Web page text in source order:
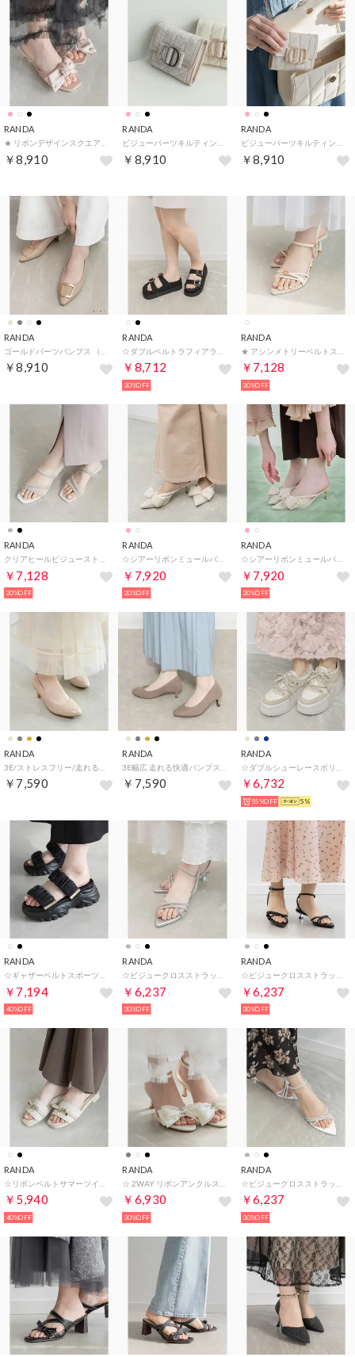
RANDA
￥8,910
RANDA
￥8,910
RANDA
￥8,910
RANDA
￥8,910
RANDA
￥8,712
20%OFF
RANDA
￥7,128
20%OFF
RANDA
￥7,128
20%OFF
RANDA
￥7,920
20%OFF
RANDA
☆シアーリボンミュールパンプス （FLOWER）
￥7,920
20%OFF
RANDA
￥7,590
RANDA
￥7,590
RANDA
￥6,732
55%OFF 5%
RANDA
￥7,194
40%OFF
RANDA
￥6,237
30%OFF
RANDA
￥6,237
30%OFF
RANDA
￥5,940
40%OFF
RANDA
￥6,930
30%OFF
RANDA
￥6,237
30%OFF